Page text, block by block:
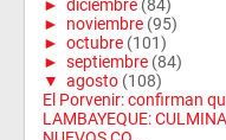
► diciembre (84)
► noviembre (95)
► octubre (101)
► septiembre (84)
▼ agosto (108)
El Porvenir: confirman
LAMBAYEQUE: